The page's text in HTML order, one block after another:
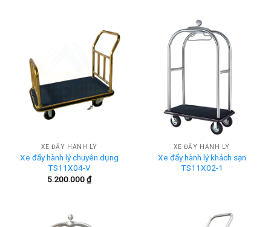
XE ĐẨY HÀNH LÝ
Xe đẩy hành lý chuyên dụng
TS11X04-V
5.200.000₫
XE ĐẨY HÀNH LÝ
Xe đẩy hành lý khách sạn
TS11X02-1